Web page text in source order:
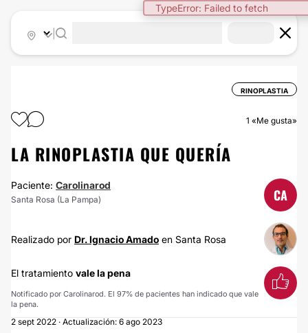
TypeError: Failed to fetch
RINOPLASTIA
1 «Me gusta»
LA RINOPLASTIA QUE QUERÍA
Paciente: Carolinarod
Santa Rosa (La Pampa) CA
Realizado por Dr. Ignacio Amado en Santa Rosa
El tratamiento vale la pena
Notificado por Carolinarod. El 97% de pacientes han indicado que vale
la pena.
2 sept 2022 · Actualización: 6 ago 2023